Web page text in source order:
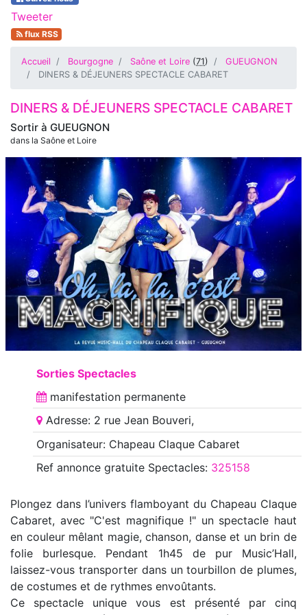
Tweeter
flux RSS
Accueil Bourgogne Saône et Loire (71)
GUEUGNON
DINERS & DÉJEUNERS SPECTACLE CABARET
Sortir à GUEUGNON
dans la Saône et Loire
DINERS & DÉJEUNERS SPECTACLE CABARET
Sorties Spectacles
manifestation permanente
Adresse: 2 rue Jean Bouveri,
Organisateur: Chapeau Claque Cabaret
Ref annoncegratuite Spectacles: 325158
Plongez dans l’univers flamboyant du Chapeau Claque
Cabaret, avec "C'est magnifique !" un spectacle haut
en couleur mêlant magie, chanson, danse et un brin de
folie burlesque. Pendant 1h45 de pur Music’Hall,
laissez-vous transporter dans un tourbillon de plumes,
de costumes et de rythmes envoûtants.
Ce spectacle unique vous est présenté par cinq